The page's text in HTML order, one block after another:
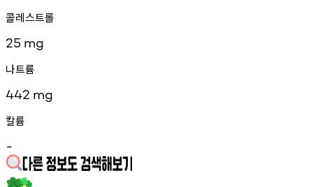
콜레스트롤
25 mg
나트륨
442 mg
칼륨
-